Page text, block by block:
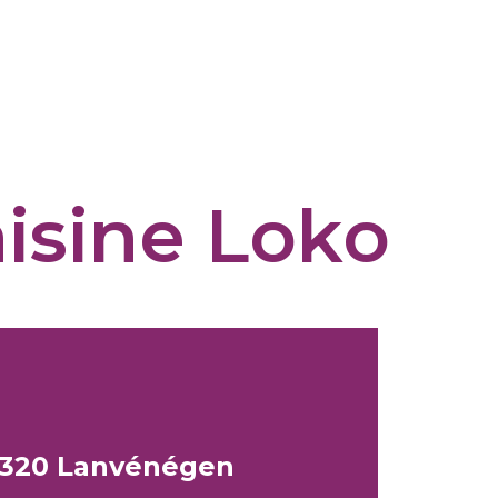
Loko
Lanvénégen